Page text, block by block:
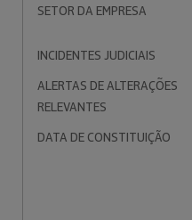
SETOR DA EMPRESA
INCIDENTES JUDICIAIS
ALERTAS DE ALTERAÇÕES
RELEVANTES
DATA DE CONSTITUIÇÃO